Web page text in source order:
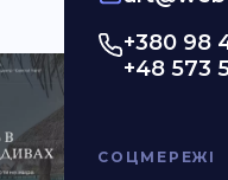
+380 98
+48 573
СОЦМЕРЕЖІ